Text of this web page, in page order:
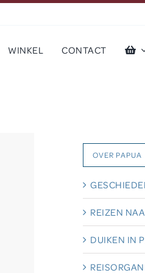
WINKEL CONTACT
OVER PAPUA
REIZEN
DUIKEN IN